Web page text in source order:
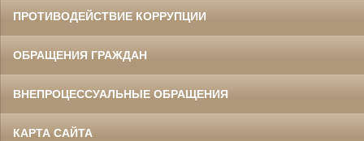
ПРОТИВОДЕЙСТВИЕ КОРРУПЦИИ
ОБРАЩЕНИЯ ГРАЖДАН
ВНЕПРОЦЕССУАЛЬНЫЕ ОБРАЩЕНИЯ
КАРТА САЙТА